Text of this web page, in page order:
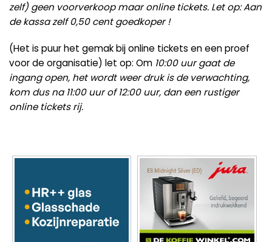
zelf) geen voorverkoop maar online tickets. Let op: Aan
de kassa zelf 0,50 cent goedkoper !
(Het is puur het gemak bij online tickets en een proef
voor de organisatie) let op: Om 10:00 uur gaat de
ingang open, het wordt weer druk is de verwachting,
kom dus na 11:00 uur of 12:00 uur, dan een rustiger
online tickets rij.